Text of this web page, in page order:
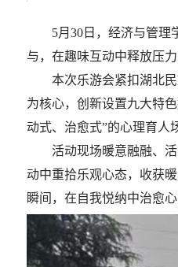
5月30日，经济与管理
与，在趣味互动中释放压
本次乐游会紧扣湖北
为核心，创新设置九大特
动式、治愈式”的心理育人
活动现场暖意融融、
动中重拾乐观心态，收获
瞬间，在自我悦纳中治愈心